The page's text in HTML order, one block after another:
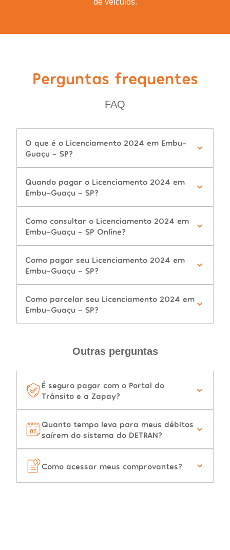
de veículos.
Perguntas frequentes
FAQ
O que é o Licenciamento 2024 em Embu-
Guaçu - SP?
Quando pagar o Licenciamento 2024 em
Embu-Guaçu - SP?
Como consultar o Licenciamento 2024 em
Embu-Guaçu - SP Online?
Como pagar seu Licenciamento 2024 em
Embu-Guaçu - SP?
Como parcelar seu Licenciamento 2024 em
Embu-Guaçu - SP?
Outras perguntas
É seguro pagar com o Portal do
Trânsito e a Zapay?
Quanto tempo leva para meus débitos
saírem do sistema do DETRAN?
Como acessar meus comprovantes?